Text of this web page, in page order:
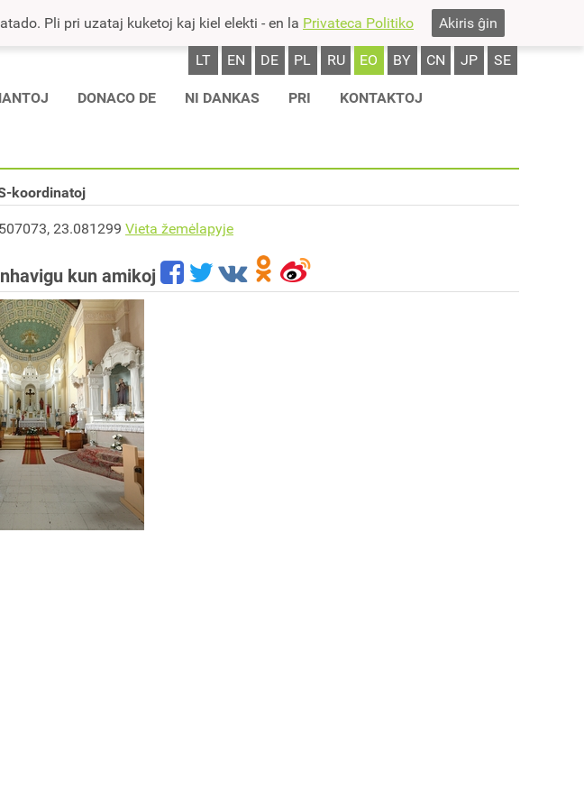
Pli pri uzataj kuketoj kaj kiel elekti - en la Privateca Politiko Akiris ĝin
LT EN DE PL RU EO BY CN JP SE
DONACO DE NI DANKAS PRI KONTAKTOJ
koordinatoj
23.081299 Vieta žemėlapyje
kun amikoj